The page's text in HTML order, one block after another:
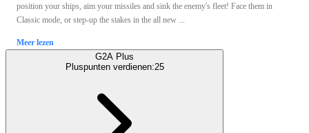
position your ships, aim your missiles and sink the enemy's fleet! Face them in
Classic mode, or step-up the stakes in the all new ...
Meer lezen
G2A Plus
Pluspunten verdienen:25